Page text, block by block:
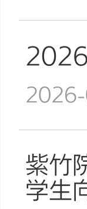
紫竹
学生